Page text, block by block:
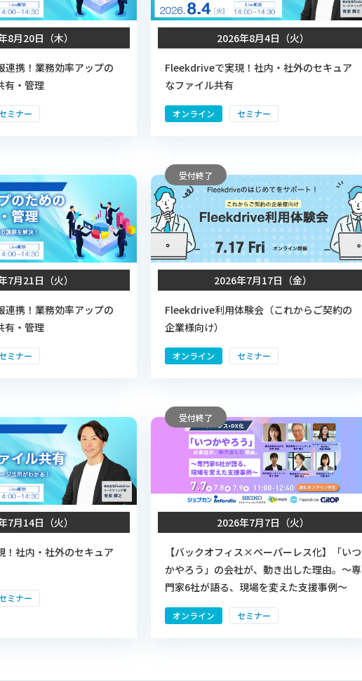
8月20日（木）
携！業務効率アップの
有・管理
セミナー
2026年8月4日（火）
Fleekdriveで実現！社内・社外のセキュア
なファイル共有
オンライン セミナー
7月21日（火）
携！業務効率アップの
有・管理
セミナー
受付終了
2026年7月17日（金）
Fleekdrive利用体験会（これからご契約の
企業様向け）
オンライン セミナー
7月14日（火）
社内・社外のセキュア
セミナー
受付終了
2026年7月7日（火）
【バックオフィス×ペーパーレス化】「いつ
かやろう」の会社が、動き出した理由。～専
門家6社が語る、現場を変えた支援事例～
オンライン セミナー